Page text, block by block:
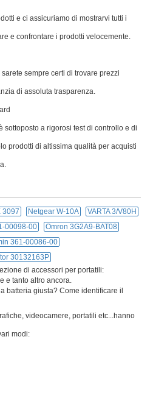
sottoposto a rigorosi test di controllo e di
prodotti di altissima qualità per acquisti
3097 Netgear W-10A
30132163P
di accessori per portatili:
batteria giusta? Come identificare il
videocamere, portatili etc...hanno
modi:
e si tratta del Codice Batteria
della batteria oppure
della batteria.